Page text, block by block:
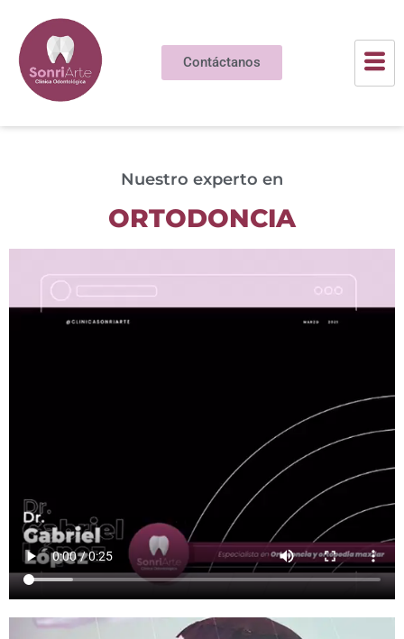
Contáctanos
Nuestro experto en
ORTODONCIA